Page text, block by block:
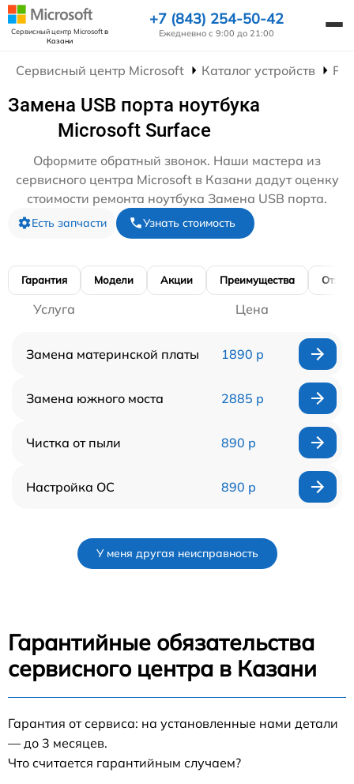
Сервисный центр Microsoftв
Казани
+7 (843) 254-50-42
Ежедневно с 9:00 до 21:00
Сервисный центр Microsoft Каталог устройств
Замена USB порта ноутбука
Microsoft Surface
Оформите обратный звонок. Наши мастера из
сервисного центра Microsoft в Казани дадут оценку
стоимости ремонта ноутбука Замена USB порта.
Есть запчасти Узнать стоимость
Гарантия Модели Акции Преимущества
Услуга Цена
Замена материнской платы 1890 р
Замена южного моста 2885 р
Чистка от пыли 890 р
Настройка ОС 890 р
У меня другая неисправность
Гарантийные обязательства
сервисного центра в Казани
Гарантия от сервиса: на установленные нами детали
— до 3 месяцев.
Что считается гарантийным случаем?